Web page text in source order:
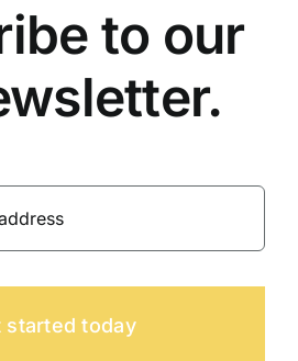
to our
started today